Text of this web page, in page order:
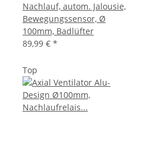
Nachlauf, autom. Jalousie,
Bewegungssensor, Ø
100mm, Badlüfter
89,99 € *
Top